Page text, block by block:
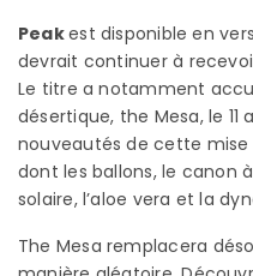
Peakest disponible en
devrait continuer à
Le titre a notamment
désertique, the Mesa, le 11
nouveautés de cette mise
dont les ballons, le canon
solaire, l’aloe vera et la
The Mesa remplacera